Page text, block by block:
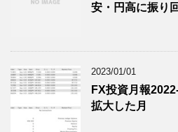
安・円高に振り
2023/01/01
FX投資月報
拡大した月